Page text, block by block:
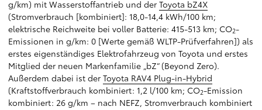
g/km) mit Wasserstoffantrieb und der Toyota bZ4X
(Stromverbrauch [kombiniert]: 18,0-14,4 kWh/100 km;
elektrische Reichweite bei voller Batterie: 415-513 km; CO2-
Emissionen in g/km: 0 [Werte gemäß WLTP-Prüfverfahren]) als
erstes eigenständiges Elektrofahrzeug von Toyota und erstes
Mitglied der neuen Markenfamilie „bZ“ (Beyond Zero).
Außerdem dabei ist der Toyota RAV4 Plug-in-Hybrid
(Kraftstoffverbrauch kombiniert: 1,2 l/100 km; CO2-Emission
kombiniert: 26 g/km – nach NEFZ, Stromverbrauch kombiniert